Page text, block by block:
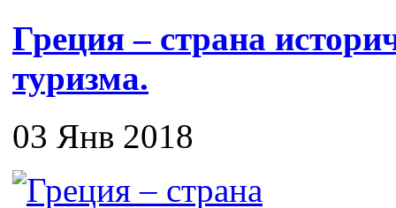
Греция – страна
туризма.
03 Янв 2018